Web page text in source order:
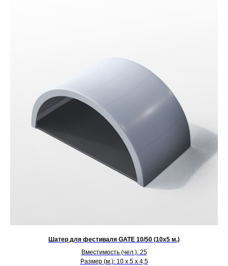
Шатер для фестиваля GATE 10/50 (10х5 м.)
Вместимость (чел.): 25
Размер (м.): 10 х 5 х 4,5